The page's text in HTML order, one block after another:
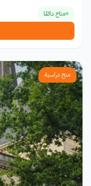
متاح دائمًا
منح دراسية